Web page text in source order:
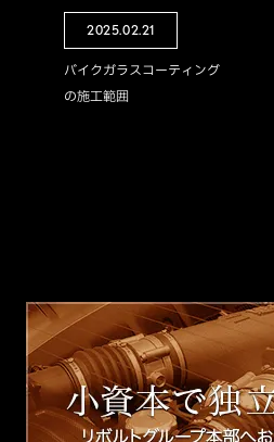
2025.02.21
バイクガラスコーティング
の施工範囲